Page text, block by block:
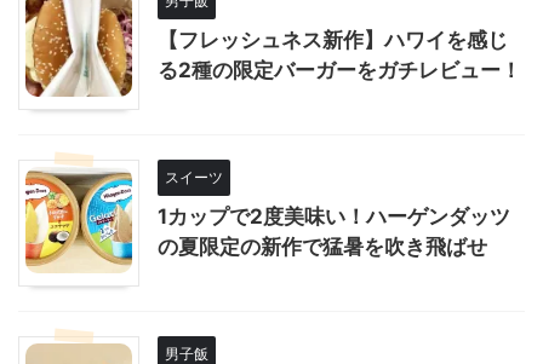
【フレッシュネス新作】ハワイを感じ
る2種の限定バーガーをガチレビュー！
スイーツ
1カップで2度美味い！ハーゲンダッツ
の夏限定の新作で猛暑を吹き飛ばせ
男子飯